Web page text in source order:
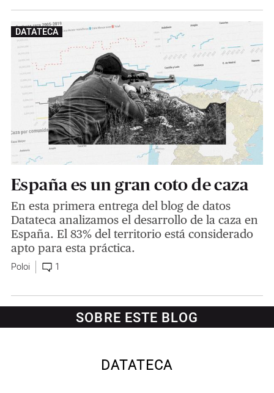
DATATECA
España es un gran coto de caza
En esta primera entrega del blog de datos
Datateca analizamos el desarrollo de la caza en
España. El 83% del territorio está considerado
apto para esta práctica.
Poloi 1
SOBRE ESTE BLOG
DATATECA